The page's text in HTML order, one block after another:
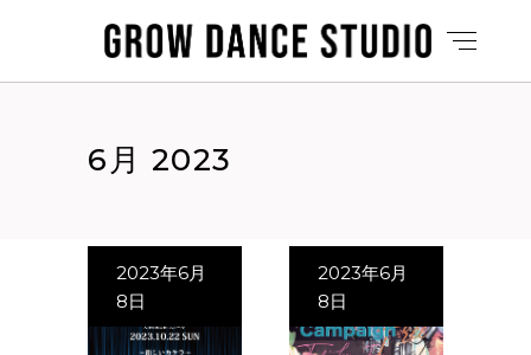
6月 2023
2023年6月
8日
2023年6月
8日